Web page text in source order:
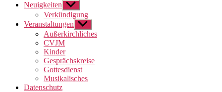
Neuigkeiten Untermenü
anzeigen
Verkündigung
Veranstaltungen Untermenü
anzeigen
Außerkirchliches
CVJM
Kinder
Gesprächskreise
Gottesdienst
Musikalisches
Datenschutz